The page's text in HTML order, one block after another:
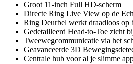
Groot 11-inch Full HD-scherm
Directe Ring Live View op de
Ring Deurbel werkt draadloos op
Gedetailleerd Head-to-Toe zicht
Tweewegcommunicatie via het
Geavanceerde 3D
Centrale hub voor al je slimme